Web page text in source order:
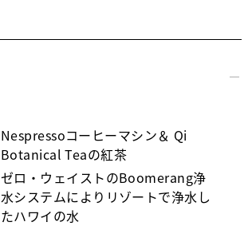
Nespressoコーヒーマシン＆ Qi
Botanical Teaの紅茶
ゼロ・ウェイストのBoomerang浄
水システムによりリゾートで浄水し
たハワイの水